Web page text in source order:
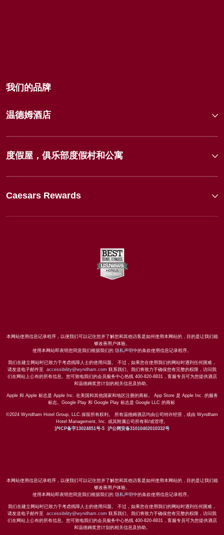
我们的品牌
温德姆酒店
度假屋，俱乐部度假村和公寓
Caesars Rewards
本网站使用信息记录程序，以便我们可以记住您并了解您和其他访客是如何使用本网站的，目的是让我们能
够改善用户体验。
使用本网站即表明您同意我们根据我们的 隐私声明中的条款使用信息记录程序。
我们在建立网站时已致力于考虑残障人士的使用问题。 不过，如果您在使用我们的网站时遇到任何困难，
请发送电子邮件至 accessibility@wyndham.com 联系我们。我们将致力于确保您有完整的权限，访问我
们在网站上公布的所有信息。您可致电我们的会员服务中心热线 400-820-8831，客服专员可为您提供酒店
和温德姆奖赏计划的相关信息及协助。
Apple 和 Apple 标志是 Apple Inc. 在美国和其他国家和地区注册的商标。 App Store 是 Apple Inc. 的服务
标志。Google Play 和 Google Play 标志是 Google LLC 的商标
©2024 Wyndham Hotel Group, LLC.保留所有权利。 所有温德姆酒店均由公司特许经营，或由 Wyndham
Hotel Management, Inc. 或其附属公司所有和/或管理。
沪ICP备字13024851号-5 沪公网安备31010402010332号
本网站使用信息记录程序，以便我们可以记住您并了解您和其他访客是如何使用本网站的，目的是让我们能
够改善用户体验。
使用本网站即表明您同意我们根据我们的 隐私声明中的条款使用信息记录程序。
我们在建立网站时已致力于考虑残障人士的使用问题。 不过，如果您在使用我们的网站时遇到任何困难，
请发送电子邮件至 accessibility@wyndham.com 联系我们。我们将致力于确保您有完整的权限，访问我
们在网站上公布的所有信息。您可致电我们的会员服务中心热线 400-820-8831，客服专员可为您提供酒店
和温德姆奖赏计划的相关信息及协助。